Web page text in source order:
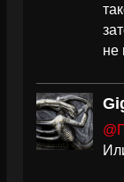
не